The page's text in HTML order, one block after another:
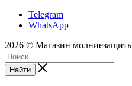
Telegram
WhatsApp
2026 © Магазин
Найти